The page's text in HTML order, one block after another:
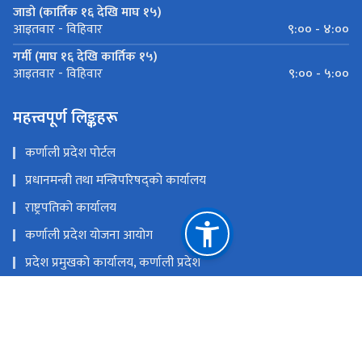
जाडो (कार्तिक १६ देखि माघ १५)
आइतवार - विहिवार
९:०० - ४:००
गर्मी (माघ १६ देखि कार्तिक १५)
आइतवार - विहिवार ९:०० - ५:००
महत्त्वपूर्ण लिङ्कहरू
कर्णाली प्रदेश पोर्टल
प्रधानमन्त्री तथा मन्त्रिपरिषद्को कार्यालय
राष्ट्रपतिको कार्यालय
कर्णाली प्रदेश योजना आयोग
प्रदेश प्रमुखको कार्यालय, कर्णाली प्रदेश